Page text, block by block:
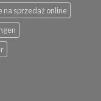
na sprzedaż online